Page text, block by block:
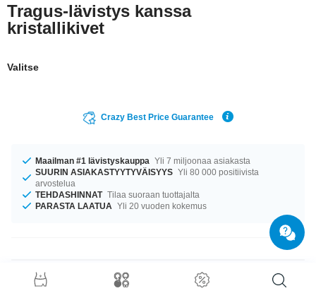
Tragus-lävistys kanssa
kristallikivet
Valitse
Crazy Best Price Guarantee
Maailman #1 lävistyskauppa Yli 7 miljoonaa asiakasta
SUURIN ASIAKASTYYTYVÄISYYS Yli 80 000 positiivista
arvostelua
TEHDASHINNAT Tilaa suoraan tuottajalta
PARASTA LAATUA Yli 20 vuoden kokemus
Tuotetiedot